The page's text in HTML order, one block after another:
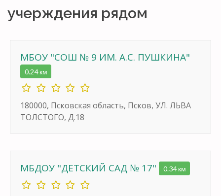
учерждения рядом
МБОУ "СОШ № 9 ИМ. А.С. ПУШКИНА"
0.24 км
180000, Псковская область, Псков, УЛ. ЛЬВА
ТОЛСТОГО, Д.18
МБДОУ "ДЕТСКИЙ САД № 17" 0.34 км